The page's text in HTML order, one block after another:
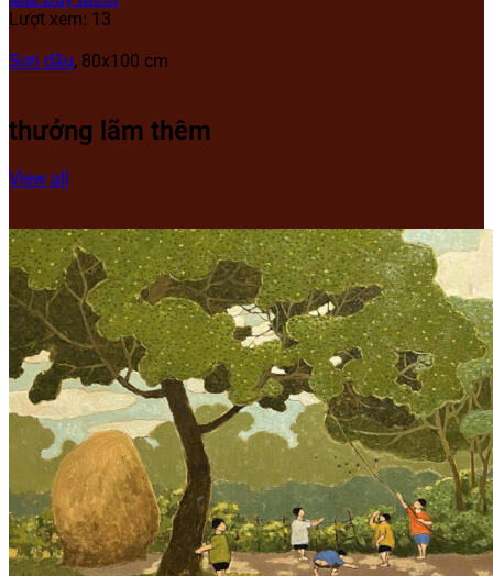
Lượt xem: 13
Sơn dầu, 80x100 cm
thưởng lãm thêm
View all